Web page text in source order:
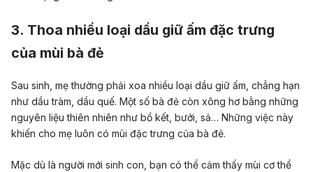
3. Thoa nhiều loại dầu giữ ấm đặc trưng
của mùi bà đẻ
Sau sinh, mẹ thường phải xoa nhiều loại dầu giữ ấm, chẳng hạn
như dầu tràm, dầu quế. Một số bà đẻ còn xông hơ bằng những
nguyên liệu thiên nhiên như bồ kết, bưởi, sả… Những việc này
khiến cho mẹ luôn có mùi đặc trưng của bà đẻ.
Mặc dù là người mới sinh con, bạn có thể cảm thấy mùi cơ thể